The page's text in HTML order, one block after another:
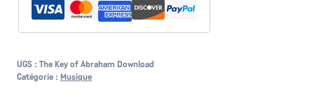
Abraham
UGS : The Key of Abraham Download
Catégorie : Musique